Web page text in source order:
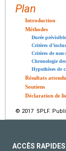
Plan
Introduction
Méthodes
Durée
Critères
Critères de
Chronologie
Hypothèses de
Résultats
Soutiens
Déclaration de
© 2017 SPLF.
ACCÈS RAPIDES